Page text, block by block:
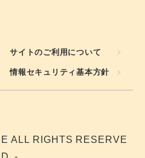
サイトのご利用について
情報セキュリティ基本方針
ALL RIGHTS RESERVE